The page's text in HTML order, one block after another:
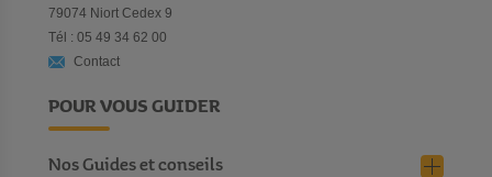
79074 Niort Cedex 9
Tél : 05 49 34 62 00
Contact
POUR VOUS GUIDER
Nos Guides et conseils